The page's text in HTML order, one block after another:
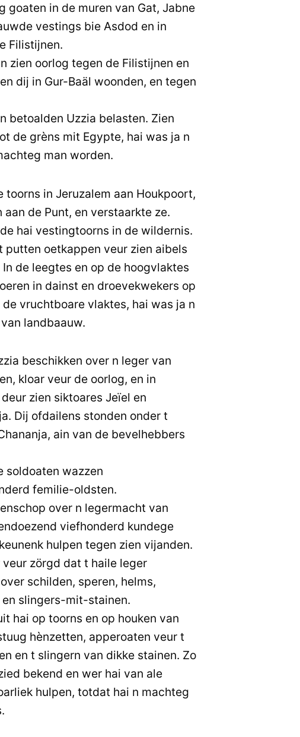
goaten in de muren van Gat, Jabne
vestings bie Asdod en in
Filistijnen.
zien oorlog tegen de Filistijnen en
dij in Gur-Baäl woonden, en tegen
betoalden Uzzia belasten. Zien
de grèns mit Egypte, hai was ja n
man worden.
toorns in Jeruzalem aan Houkpoort,
aan de Punt, en verstaarkte ze.
hai vestingtoorns in de wildernis.
putten oetkappen veur zien aibels
de leegtes en op de hoogvlaktes
in dainst en droevekwekers op
vruchtboare vlaktes, hai was ja n
landbaauw.
beschikken over n leger van
kloar veur de oorlog, en in
zien siktoares Jeïel en
Dij ofdailens stonden onder t
ain van de bevelhebbers
soldoaten wazzen
femilie-oldsten.
over n legermacht van
viefhonderd kundege
hulpen tegen zien vijanden.
veur zörgd dat t haile leger
schilden, speren, helms,
en slingers-mit-stainen.
hai op toorns en op houken van
hènzetten, apperoaten veur t
en t slingern van dikke stainen. Zo
bekend en wer hai van ale
hulpen, totdat hai n machteg